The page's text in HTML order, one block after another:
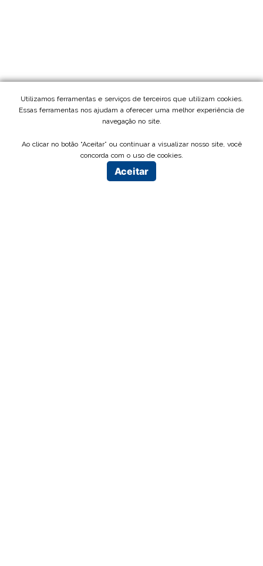
Utilizamos ferramentas e serviços de terceiros que utilizam cookies.
Essas ferramentas nos ajudam a oferecer uma melhor experiência de
navegação no site.
Ao clicar no botão “Aceitar” ou continuar a visualizar nosso site, você
concorda com o uso de cookies.
Aceitar